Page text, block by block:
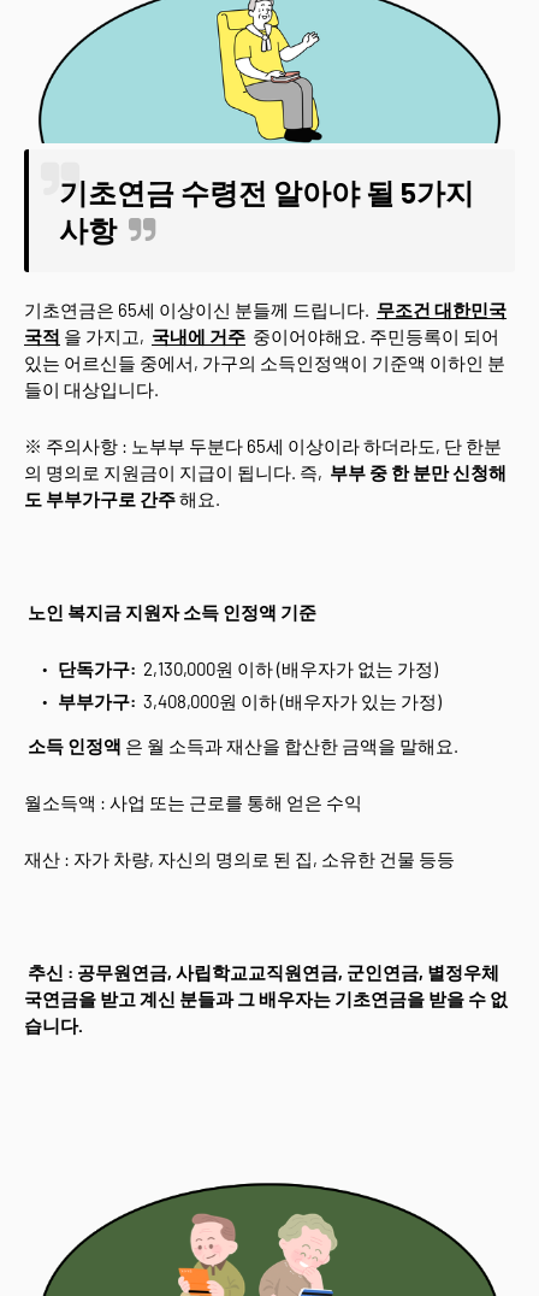
기초연금 수령전 알아야 될 5가지
사항
기초연금은 65세 이상이신 분들께 드립니다. 무조건 대한민국
국적 을 가지고, 국내에 거주 중이어야해요. 주민등록이 되어
있는 어르신들 중에서, 가구의 소득인정액이 기준액 이하인 분
들이 대상입니다.
※ 주의사항 : 노부부 두분다 65세 이상이라 하더라도, 단 한분
의 명의로 지원금이 지급이 됩니다. 즉, 부부 중 한 분만 신청해
도 부부가구로 간주해요.
노인 복지금 지원자 소득 인정액 기준
단독가구: 2,130,000원 이하 (배우자가 없는 가정)
부부가구: 3,408,000원 이하 (배우자가 있는 가정)
소득 인정액 은 월 소득과 재산을 합산한 금액을 말해요.
월소득액 : 사업 또는 근로를 통해 얻은 수익
재산 : 자가 차량, 자신의 명의로 된 집, 소유한 건물 등등
추신 : 공무원연금, 사립학교교직원연금, 군인연금, 별정우체
국연금을 받고 계신 분들과 그 배우자는 기초연금을 받을 수 없
습니다.